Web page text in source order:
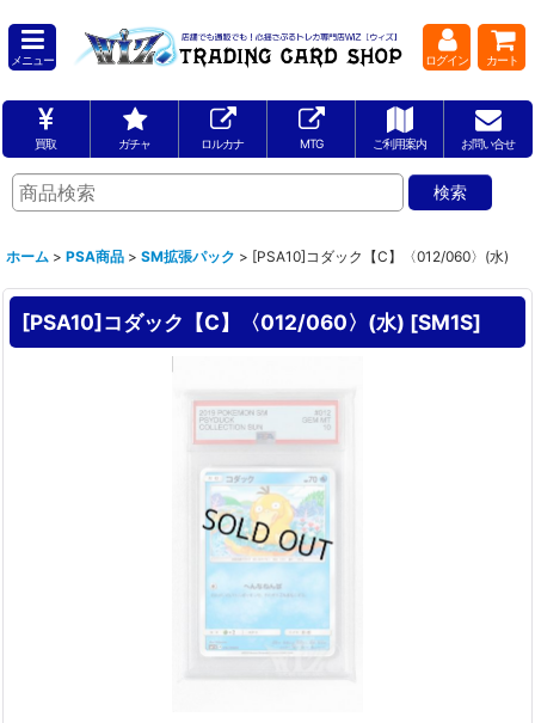
メニュー ログイン カート
買取 ガチャ ロルカナ MTG ご利用案内 お問い合せ
ホーム > PSA商品 > SM拡張パック > [PSA10]コダック【C】〈012/060〉(水)
[PSA10]コダック【C】〈012/060〉(水) [SM1S]